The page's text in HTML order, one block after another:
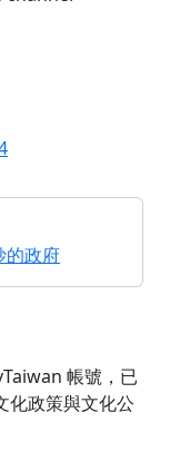
的政府
帳號，已
化政策與文化公